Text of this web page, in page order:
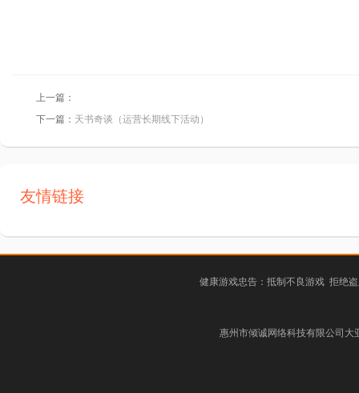
上一篇：
下一篇： 天书奇谈（运营长期线下活动）
友情链接
健康游戏忠告：抵制不良游戏 拒绝
惠州市倾诚网络科技有限公司大